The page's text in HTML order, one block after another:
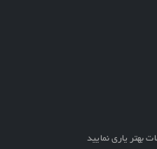
بهتر یاری نمایید